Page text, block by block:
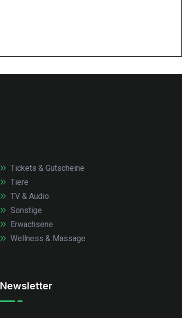
Tickets & Gutscheine
Tiere
TV & Audio
Sonstige
Erwachsene
Wellness & Massage
Newsletter